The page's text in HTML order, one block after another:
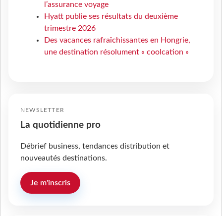
l’assurance voyage
Hyatt publie ses résultats du deuxième
trimestre 2026
Des vacances rafraîchissantes en Hongrie,
une destination résolument « coolcation »
NEWSLETTER
La quotidienne pro
Débrief business, tendances distribution et
nouveautés destinations.
Je m'inscris